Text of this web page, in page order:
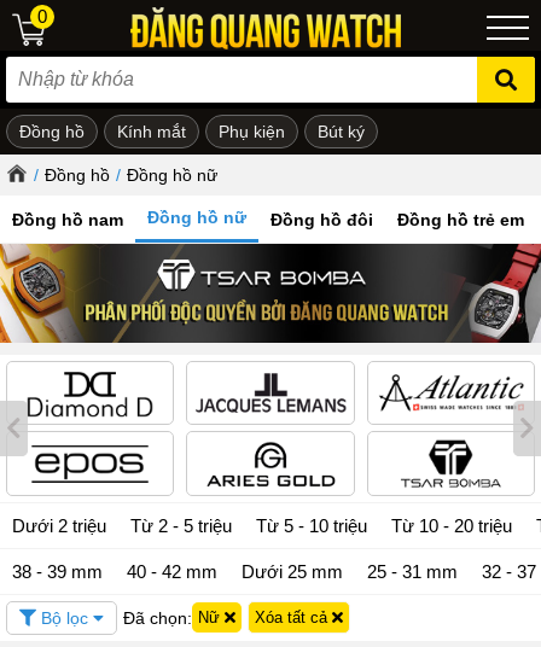
em
0
Đồng hồ Kính mắt Phụ kiện Bút ký
/ Đồng hồ / Đồng hồ nữ
Đồng hồ nam Đồng hồ nữ Đồng hồ đôi Đồng hồ trẻ em
Dưới 2 triệu Từ 2 - 5 triệu Từ 5 - 10 triệu Từ 10 - 20 triệu
38 - 39 mm 40 - 42 mm Dưới 25 mm 25 - 31 mm 32 -
Bộ lọc Đã chọn: Nữ Xóa tất cả